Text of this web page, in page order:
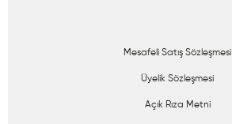
Mesafeli Satış Sözleşmesi
Üyelik Sözleşmesi
Açık Rıza Metni